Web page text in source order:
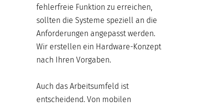
fehlerfreie Funktion zu erreichen,
sollten die Systeme speziell an die
Anforderungen angepasst werden.
Wir erstellen ein Hardware-Konzept
nach Ihren Vorgaben.
Auch das Arbeitsumfeld ist
entscheidend. Von mobilen